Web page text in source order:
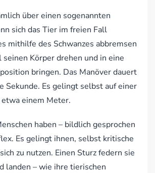
über einen sogenannten
sich das Tier im freien Fall
mithilfe des Schwanzes abbremsen
Körper drehen und in eine
bringen. Das Manöver dauert
Sekunde. Es gelingt selbst auf einer
einem Meter.
haben – bildlich gesprochen
Es gelingt ihnen, selbst kritische
zu nutzen. Einen Sturz federn sie
landen – wie ihre tierischen